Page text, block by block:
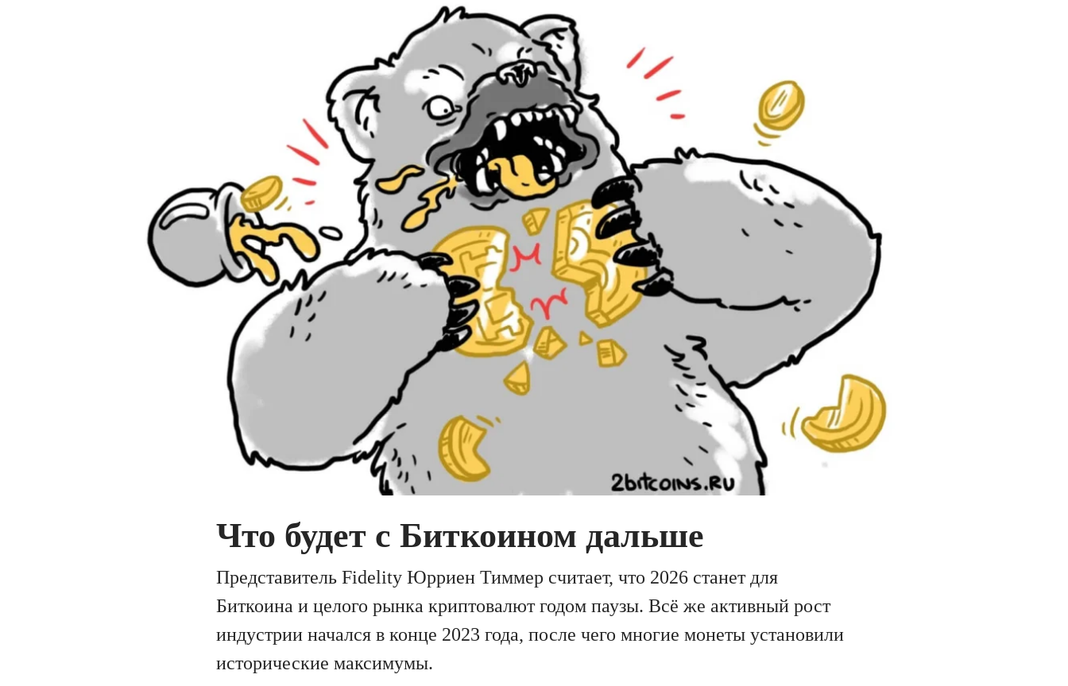
Что будет с Биткоином дальше
Представитель Fidelity Юрриен Тиммер считает, что 2026 станет для
Биткоина и целого рынка криптовалют годом паузы. Всё же активный рост
индустрии начался в конце 2023 года, после чего многие монеты установили
исторические максимумы.